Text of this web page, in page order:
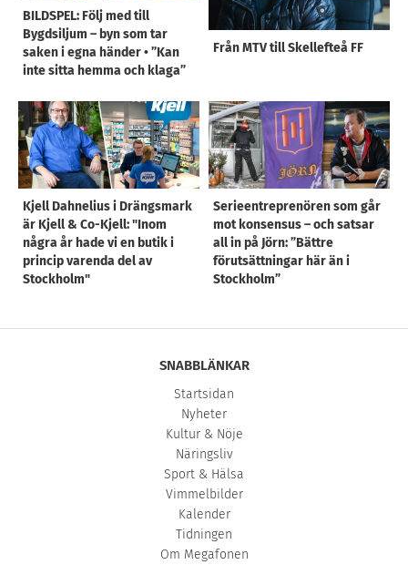
BILDSPEL: Följ med till
Bygdsiljum – byn som tar
saken i egna händer • ”Kan
inte sitta hemma och klaga”
Från MTV till Skellefteå FF
Kjell Dahnelius i Drängsmark
är Kjell & Co-Kjell: "Inom
några år hade vi en butik i
princip varenda del av
Stockholm"
Serieentreprenören som går
mot konsensus – och satsar
all in på Jörn: ”Bättre
förutsättningar här än i
Stockholm”
SNABBLÄNKAR
Startsidan
Nyheter
Kultur & Nöje
Näringsliv
Sport & Hälsa
Vimmelbilder
Kalender
Tidningen
Om Megafonen